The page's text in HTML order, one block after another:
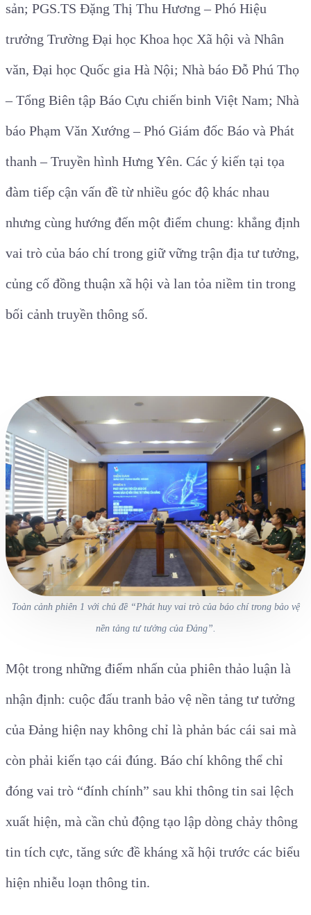
sản; PGS.TS Đặng Thị Thu Hương – Phó Hiệu
trưởng Trường Đại học Khoa học Xã hội và Nhân
văn, Đại học Quốc gia Hà Nội; Nhà báo Đỗ Phú Thọ
– Tổng Biên tập Báo Cựu chiến binh Việt Nam; Nhà
báo Phạm Văn Xướng – Phó Giám đốc Báo và Phát
thanh – Truyền hình Hưng Yên. Các ý kiến tại tọa
đàm tiếp cận vấn đề từ nhiều góc độ khác nhau
nhưng cùng hướng đến một điểm chung: khẳng định
vai trò của báo chí trong giữ vững trận địa tư tưởng,
củng cố đồng thuận xã hội và lan tỏa niềm tin trong
bối cảnh truyền thông số.
Toàn cảnh phiên 1 với chủ đề “Phát huy vai trò của báo chí trong bảo vệ
nền tảng tư tưởng của Đảng”.
Một trong những điểm nhấn của phiên thảo luận là
nhận định: cuộc đấu tranh bảo vệ nền tảng tư tưởng
của Đảng hiện nay không chỉ là phản bác cái sai mà
còn phải kiến tạo cái đúng. Báo chí không thể chỉ
đóng vai trò “đính chính” sau khi thông tin sai lệch
xuất hiện, mà cần chủ động tạo lập dòng chảy thông
tin tích cực, tăng sức đề kháng xã hội trước các biểu
hiện nhiễu loạn thông tin.